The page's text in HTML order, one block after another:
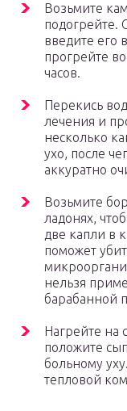
Возьмите
подогрейте.
введите его
прогрейте
часов.
Перекись
лечения и
несколько
ухо, после
аккуратно
Возьмите
ладонях,
две капли в
поможет
нельзя
барабанной
Нагрейте на
положите
больному
тепловой